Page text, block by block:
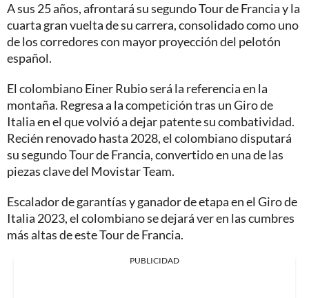
A sus 25 años, afrontará su segundo Tour de Francia y la
cuarta gran vuelta de su carrera, consolidado como uno
de los corredores con mayor proyección del pelotón
español.
El colombiano Einer Rubio será la referencia en la
montaña. Regresa a la competición tras un Giro de
Italia en el que volvió a dejar patente su combatividad.
Recién renovado hasta 2028, el colombiano disputará
su segundo Tour de Francia, convertido en una de las
piezas clave del Movistar Team.
Escalador de garantías y ganador de etapa en el Giro de
Italia 2023, el colombiano se dejará ver en las cumbres
más altas de este Tour de Francia.
PUBLICIDAD